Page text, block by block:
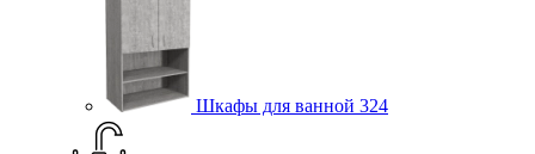
Шкафы для ванной 324